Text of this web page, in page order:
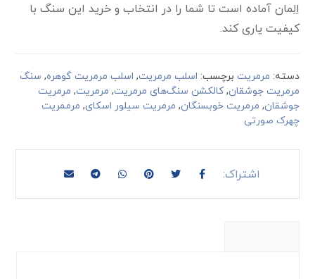
اِلِمان آماده است تا شما را در انتخاب و خرید این سنگ با
کیفیت یاری کند.
دسته: مرمریت برچسب: اسلب مرمریت, اسلب مرمریت گوهره, سنگ
مرمریت جوشقان,کالکشن سنگ‌های مرمریت, مرمریت, مرمریت
جوشقان, مرمریت خوبسنگان, مرمریت سیلور اسکای, مرممریت
چهرک صورتی